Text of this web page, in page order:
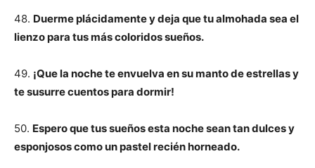
48. Duerme plácidamente y deja que tu almohada sea el
lienzo para tus más coloridos sueños.
49. ¡Que la noche te envuelva en su manto de estrellas y
te susurre cuentos para dormir!
50. Espero que tus sueños esta noche sean tan dulces y
esponjosos como un pastel recién horneado.